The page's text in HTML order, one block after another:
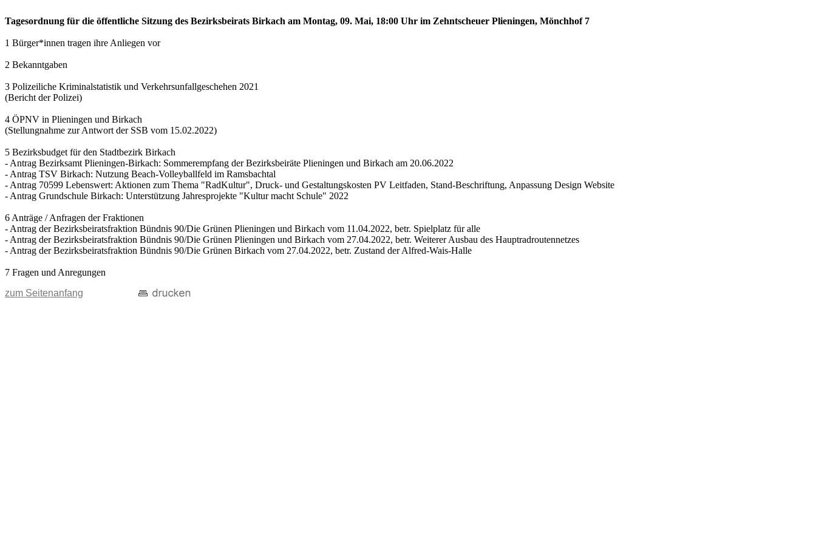
Tagesordnung für die öffentliche Sitzung des Bezirksbeirats Birkach am Montag, 09. Mai, 18:00 Uhr im Zehntscheuer Plieningen, Mönchhof 7
1 Bürger*innen tragen ihre Anliegen vor
2 Bekanntgaben
3 Polizeiliche Kriminalstatistik und Verkehrsunfallgeschehen 2021
(Bericht der Polizei)
4 ÖPNV in Plieningen und Birkach
(Stellungnahme zur Antwort der SSB vom 15.02.2022)
5 Bezirksbudget für den Stadtbezirk Birkach
- Antrag Bezirksamt Plieningen-Birkach: Sommerempfang der Bezirksbeiräte Plieningen und Birkach am 20.06.2022
- Antrag TSV Birkach: Nutzung Beach-Volleyballfeld im Ramsbachtal
- Antrag 70599 Lebenswert: Aktionen zum Thema "RadKultur", Druck- und Gestaltungskosten PV Leitfaden, Stand-Beschriftung, Anpassung Design Website
- Antrag Grundschule Birkach: Unterstützung Jahresprojekte "Kultur macht Schule" 2022
6 Anträge / Anfragen der Fraktionen
- Antrag der Bezirksbeiratsfraktion Bündnis 90/Die Grünen Plieningen und Birkach vom 11.04.2022, betr. Spielplatz für alle
- Antrag der Bezirksbeiratsfraktion Bündnis 90/Die Grünen Plieningen und Birkach vom 27.04.2022, betr. Weiterer Ausbau des Hauptradroutennetzes
- Antrag der Bezirksbeiratsfraktion Bündnis 90/Die Grünen Birkach vom 27.04.2022, betr. Zustand der Alfred-Wais-Halle
7 Fragen und Anregungen
zum Seitenanfang